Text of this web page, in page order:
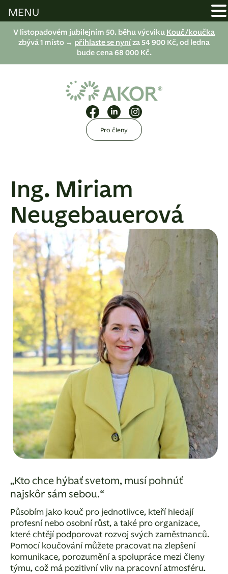
V listopadovém jubilejním 50. běhu výcviku Kouč/koučka
zbývá 1 místo → přihlaste se nyní za 54 900 Kč, od ledna
bude cena 68 000 Kč.
Pro členy
Ing. Miriam
Neugebauerová
„Kto chce hýbať svetom, musí pohnúť
najskôr sám sebou.“
Působím jako kouč pro jednotlivce, kteří hledají
profesní nebo osobní růst, a také pro organizace,
které chtějí podporovat rozvoj svých zaměstnanců.
Pomocí koučování můžete pracovat na zlepšení
komunikace, porozumění a spolupráce mezi členy
týmu, což má pozitivní vliv na pracovní atmosféru.
MENU